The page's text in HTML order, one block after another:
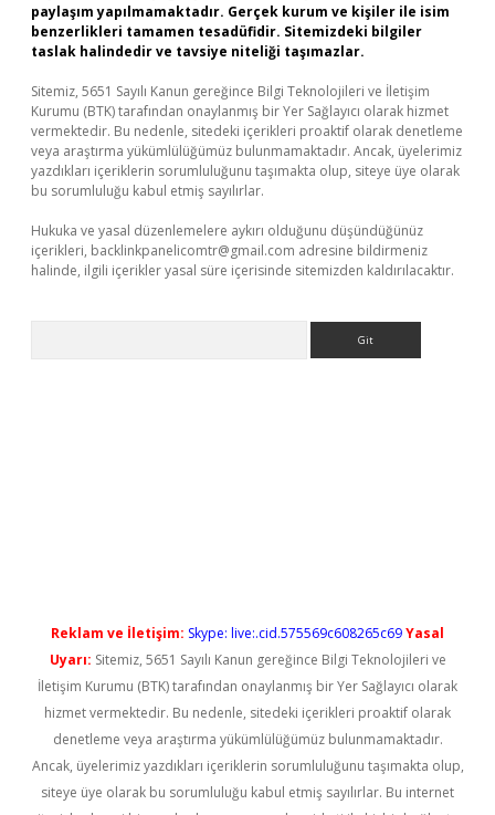
paylaşım yapılmamaktadır. Gerçek kurum ve kişiler ile isim
benzerlikleri tamamen tesadüfidir. Sitemizdeki bilgiler
taslak halindedir ve tavsiye niteliği taşımazlar.
Sitemiz, 5651 Sayılı Kanun gereğince Bilgi Teknolojileri ve İletişim
Kurumu (BTK) tarafından onaylanmış bir Yer Sağlayıcı olarak hizmet
vermektedir. Bu nedenle, sitedeki içerikleri proaktif olarak denetleme
veya araştırma yükümlülüğümüz bulunmamaktadır. Ancak, üyelerimiz
yazdıkları içeriklerin sorumluluğunu taşımakta olup, siteye üye olarak
bu sorumluluğu kabul etmiş sayılırlar.
Hukuka ve yasal düzenlemelere aykırı olduğunu düşündüğünüz
içerikleri, backlinkpanelicomtr@gmail.com adresine bildirmeniz
halinde, ilgili içerikler yasal süre içerisinde sitemizden kaldırılacaktır.
Reklam ve İletişim: Skype: live:.cid.575569c608265c69Yasal
Uyarı: Sitemiz, 5651 Sayılı Kanun gereğince Bilgi Teknolojileri ve
İletişim Kurumu (BTK) tarafından onaylanmış bir Yer Sağlayıcı olarak
hizmet vermektedir. Bu nedenle, sitedeki içerikleri proaktif olarak
denetleme veya araştırma yükümlülüğümüz bulunmamaktadır.
Ancak, üyelerimiz yazdıkları içeriklerin sorumluluğunu taşımakta olup,
siteye üye olarak bu sorumluluğu kabul etmiş sayılırlar. Bu internet